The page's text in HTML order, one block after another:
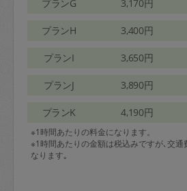
プランG 3,170円
プランH 3,400円
プランI 3,650円
プランJ 3,890円
プランK 4,190円
※1時間あたりの料金になります。
※1時間あたりの金額は税込みですが､交
なります｡